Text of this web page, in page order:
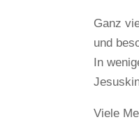
Ganz
und
In
Viele